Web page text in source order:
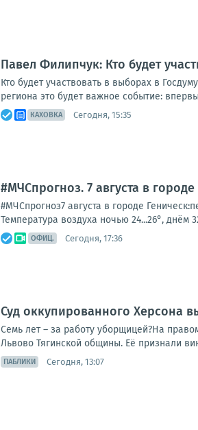
Павел Филипчук: Кто будет
Кто будет участвовать в выборах в
региона это будет важное событие:
КАХОВКА Сегодня, 15:35
#МЧСпрогноз. 7 августа в городе
#МЧСпрогноз7 августа в городе
Температура воздуха ночью 24...26°, днём
ОФИЦ. Сегодня, 17:36
Суд оккупированного Херсона
Семь лет – за работу уборщицей?На
Львово Тягинской общины. Её признали
ПАБЛИКИ Сегодня, 13:07